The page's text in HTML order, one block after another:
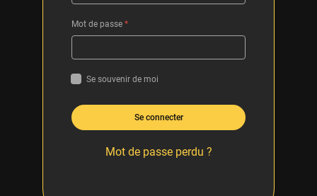
Mot de passe *
Se souvenir de moi
Se connecter
Mot de passe perdu ?